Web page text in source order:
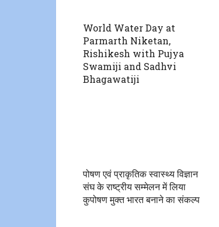
World Water Day at
Parmarth Niketan,
Rishikesh with Pujya
Swamiji and Sadhvi
Bhagawatiji
पोषण एवं प्राकृतिक स्वास्थ्य विज्ञान
संघ के राष्ट्रीय सम्मेलन में लिया
कुपोषण मुक्त भारत बनाने का संकल्प